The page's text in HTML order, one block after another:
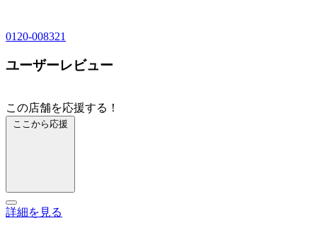
0120-008321
ユーザーレビュー
この店舗を応援する！
ここから応援
詳細を見る